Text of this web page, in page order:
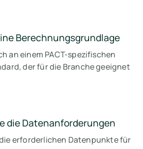
Berechnungsgrundlage
an einem PACT-spezifischen
der für die Branche geeignet
die Datenanforderungen
erforderlichen Datenpunkte für